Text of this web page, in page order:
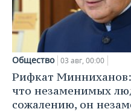
Общество 03 авг, 00:00
Рифкат
что незаменимых
сожалению, он